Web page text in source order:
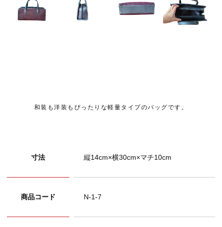
和装も洋装もぴったりな軽量タイプのバッグです。
寸法 縦14cm×横30cm×マチ10cm
商品コード N-1-7